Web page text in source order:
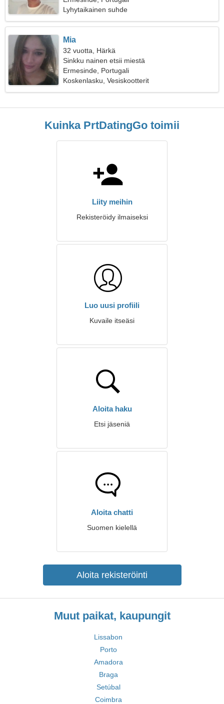
Lyhytaikainen suhde
Mia
32 vuotta, Härkä
Sinkku nainen etsii miestä
Ermesinde, Portugali
Koskenlasku, Vesiskootterit
Kuinka PrtDatingGo toimii
Liity meihin
Rekisteröidy ilmaiseksi
Luo uusi profiili
Kuvaile itseäsi
Aloita haku
Etsi jäseniä
Aloita chatti
Suomen kielellä
Aloita rekisteröinti
Muut paikat, kaupungit
Lissabon
Porto
Amadora
Braga
Setúbal
Coimbra